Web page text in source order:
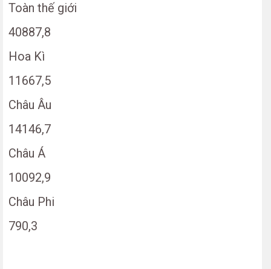
Toàn thế giới
40887,8
Hoa Kì
11667,5
Châu Âu
14146,7
Châu Á
10092,9
Châu Phi
790,3